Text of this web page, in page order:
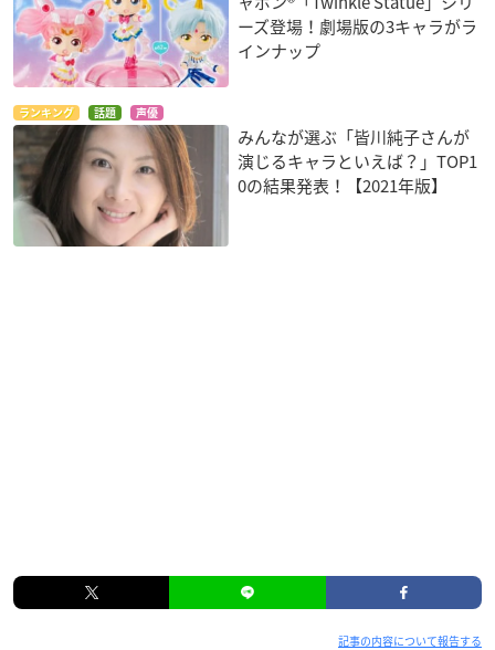
ーズ登場！劇場版の3キャラがラ
インナップ
ランキング 話題 声優
みんなが選ぶ「皆川純子さんが
演じるキャラといえば？」TOP1
0の結果発表！【2021年版】
記事の内容について報告する